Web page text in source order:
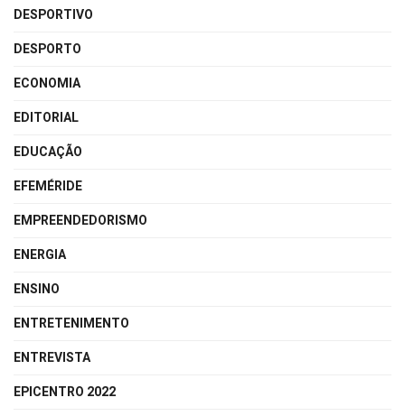
DESPORTIVO
DESPORTO
ECONOMIA
EDITORIAL
EDUCAÇÃO
EFEMÉRIDE
EMPREENDEDORISMO
ENERGIA
ENSINO
ENTRETENIMENTO
ENTREVISTA
EPICENTRO 2022